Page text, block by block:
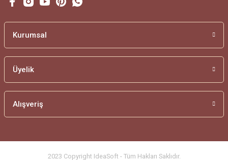
Kurumsal
Üyelik
Alışveriş
2023 Copyright IdeaSoft - Tüm Hakları Saklıdır.